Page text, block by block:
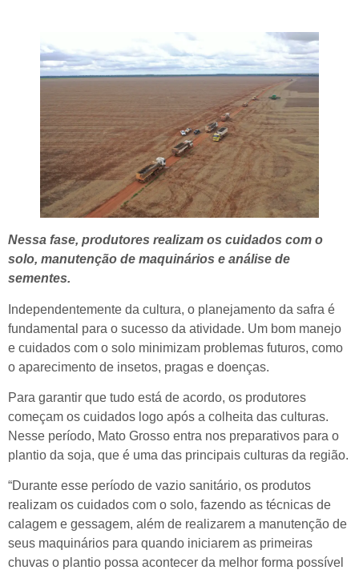
Nessa fase, produtores realizam os cuidados com o
solo, manutenção de maquinários e análise de
sementes.
Independentemente da cultura, o planejamento da safra é
fundamental para o sucesso da atividade. Um bom manejo
e cuidados com o solo minimizam problemas futuros, como
o aparecimento de insetos, pragas e doenças.
Para garantir que tudo está de acordo, os produtores
começam os cuidados logo após a colheita das culturas.
Nesse período, Mato Grosso entra nos preparativos para o
plantio da soja, que é uma das principais culturas da região.
“Durante esse período de vazio sanitário, os produtos
realizam os cuidados com o solo, fazendo as técnicas de
calagem e gessagem, além de realizarem a manutenção de
seus maquinários para quando iniciarem as primeiras
chuvas o plantio possa acontecer da melhor forma possível